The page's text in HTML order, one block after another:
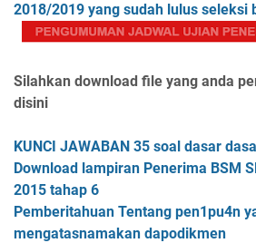
2018/2019 yang sudah lulus seleksi
Silahkan download file yang anda
disini
KUNCI JAWABAN 35 soal dasar
Download lampiran Penerima BSM
2015 tahap 6
Pemberitahuan Tentang pen1pu4n
mengatasnamakan dapodikmen